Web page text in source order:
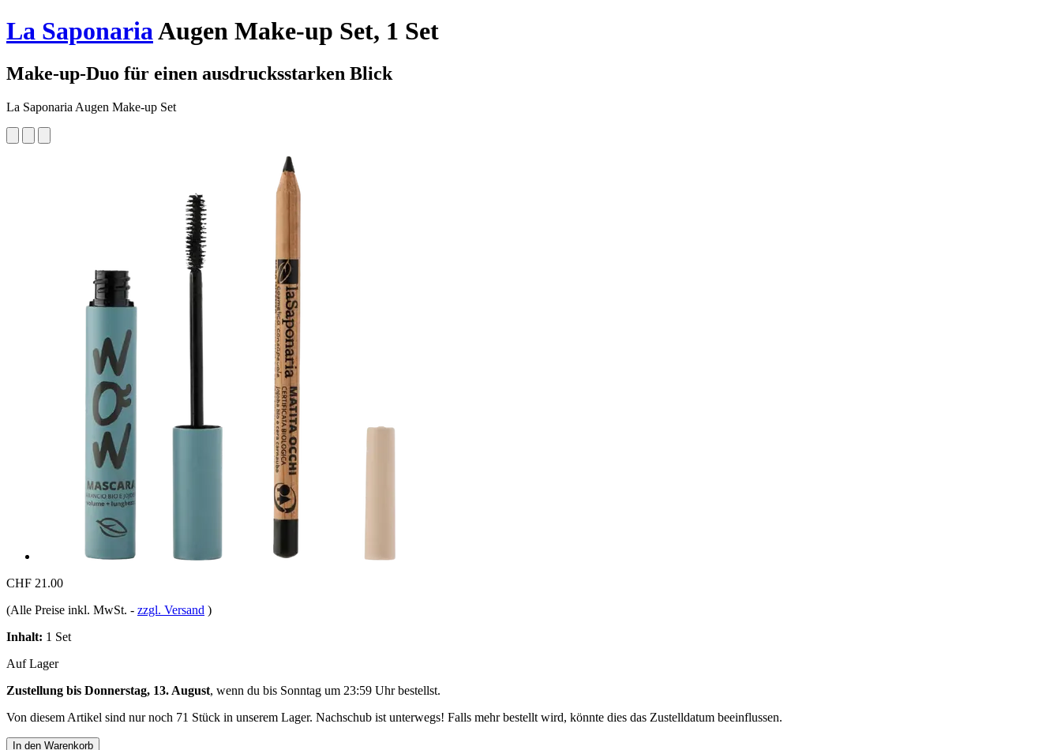
La SaponariaAugen Make-up Set, 1 Set
Make-up-Duo für einen ausdrucksstarken Blick
La Saponaria Augen Make-up Set
CHF 21.00
(Alle Preise inkl. MwSt. - zzgl. Versand )
Inhalt: 1 Set
Auf Lager
Zustellung bis Donnerstag, 13. August, wenn du bis Sonntag um 23:59 Uhrbestellst.
Von diesem Artikel sind nur noch 71 Stück in unserem Lager. Nachschub ist unterwegs! Falls mehr bestellt wird, könnte dies das Zustelldatum beeinflussen.
In den Warenkorb